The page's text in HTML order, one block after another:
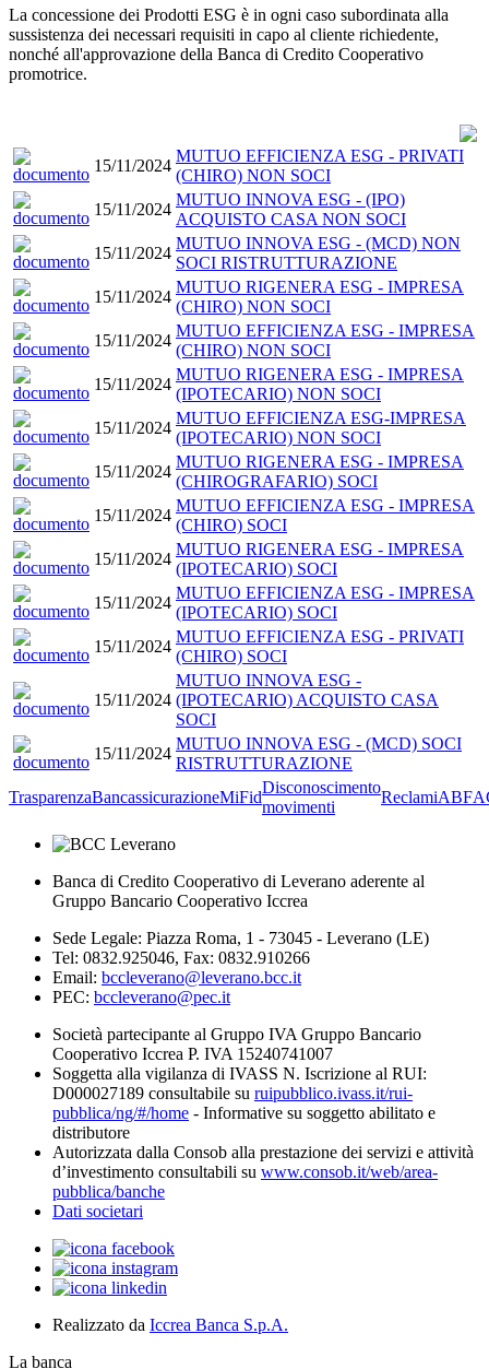
La concessione dei Prodotti ESG è in ogni caso subordinata alla
sussistenza dei necessari requisiti in capo al cliente richiedente,
nonché all'approvazione della Banca di Credito Cooperativo
promotrice.
15/11/2024
MUTUO EFFICIENZA ESG - PRIVATI
(CHIRO) NON SOCI
15/11/2024
MUTUO INNOVA ESG - (IPO)
ACQUISTO CASA NON SOCI
15/11/2024
MUTUO INNOVA ESG - (MCD) NON
SOCI RISTRUTTURAZIONE
15/11/2024
MUTUO RIGENERA ESG - IMPRESA
(CHIRO) NON SOCI
15/11/2024
MUTUO EFFICIENZA ESG - IMPRESA
(CHIRO) NON SOCI
15/11/2024
MUTUO RIGENERA ESG - IMPRESA
(IPOTECARIO) NON SOCI
15/11/2024
MUTUO EFFICIENZA ESG-IMPRESA
(IPOTECARIO) NON SOCI
15/11/2024
MUTUO RIGENERA ESG - IMPRESA
(CHIROGRAFARIO) SOCI
15/11/2024
MUTUO EFFICIENZA ESG - IMPRESA
(CHIRO) SOCI
15/11/2024
MUTUO RIGENERA ESG - IMPRESA
(IPOTECARIO) SOCI
15/11/2024
MUTUO EFFICIENZA ESG - IMPRESA
(IPOTECARIO) SOCI
15/11/2024
MUTUO EFFICIENZA ESG - PRIVATI
(CHIRO) SOCI
15/11/2024
MUTUO INNOVA ESG -
(IPOTECARIO) ACQUISTO CASA
SOCI
15/11/2024
MUTUO INNOVA ESG - (MCD) SOCI
RISTRUTTURAZIONE
TrasparenzaBancassicurazioneMiFid
Disconoscimento
movimenti
ReclamiABF
Banca di Credito Cooperativo di Leverano aderente al
Gruppo Bancario Cooperativo Iccrea
Sede Legale: Piazza Roma, 1 - 73045 - Leverano (LE)
Tel: 0832.925046, Fax: 0832.910266
Email: bccleverano@leverano.bcc.it
PEC: bccleverano@pec.it
Società partecipante al Gruppo IVA Gruppo Bancario
Cooperativo Iccrea P. IVA 15240741007
Soggetta alla vigilanza di IVASS N. Iscrizione al RUI:
D000027189 consultabile su ruipubblico.ivass.it/rui-
pubblica/ng/#/home - Informative su soggetto abilitato e
distributore
Autorizzata dalla Consob alla prestazione dei servizi e attività
d’investimento consultabili su www.consob.it/web/area-
pubblica/banche
Dati societari
Realizzato da Iccrea Banca S.p.A.
La banca